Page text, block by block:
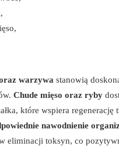
warzywa stanowią
Chude mięso oraz ryby
które wspiera regenerację
nawodnienie
eliminacji toksyn, co